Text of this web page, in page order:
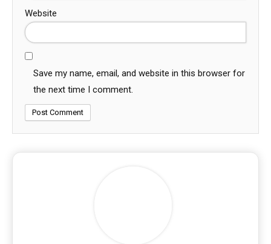
Website
Save my name, email, and website in this browser for
the next time I comment.